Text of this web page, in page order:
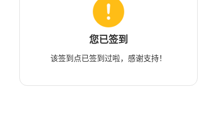
您已签到
该签到点已签到过啦，感谢支持！